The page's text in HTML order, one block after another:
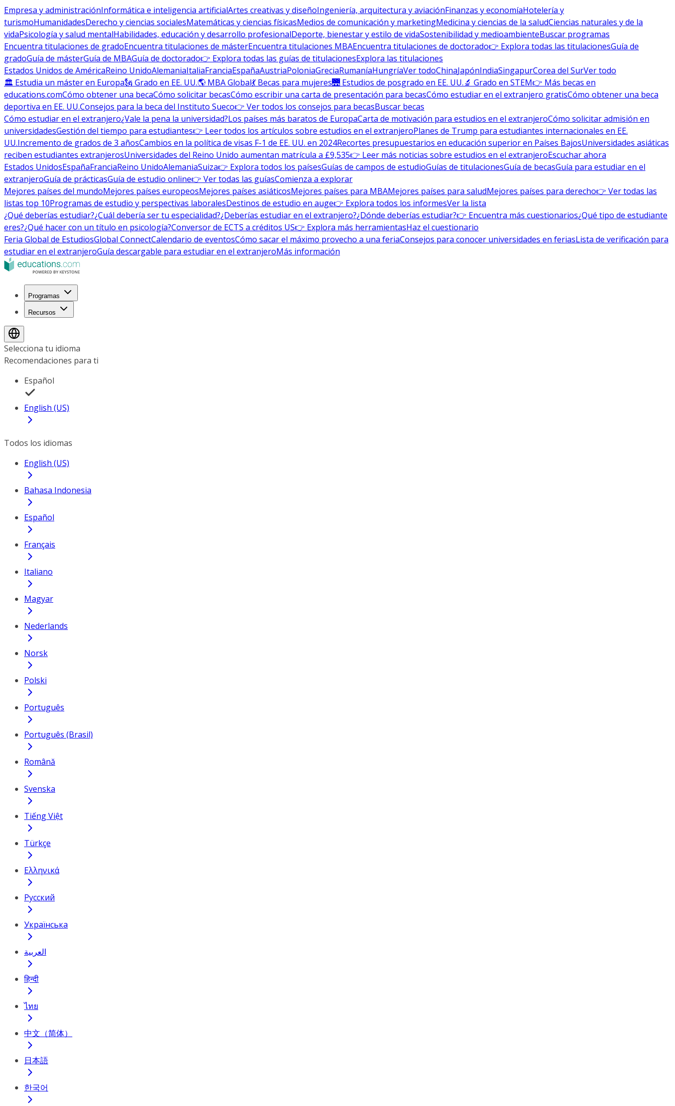
Empresa y administraciónInformática e inteligencia artificialArtes creativas y diseñoIngeniería, arquitectura y aviaciónFinanzas y economíaHotelería y
turismoHumanidadesDerecho y ciencias socialesMatemáticas y ciencias físicasMedios de comunicación y marketingMedicina y ciencias de la saludCiencias naturales y de la
vidaPsicología y salud mentalHabilidades, educación y desarrollo profesionalDeporte, bienestar y estilo de vidaSostenibilidad y medioambienteBuscar programas
Encuentra titulaciones de gradoEncuentra titulaciones de másterEncuentra titulaciones MBAEncuentra titulaciones de doctorado👉 Explora todas las titulacionesGuía de
gradoGuía de másterGuía de MBAGuía de doctorado👉 Explora todas las guías de titulacionesExplora las titulaciones
Estados Unidos de AméricaReino UnidoAlemaniaItaliaFranciaEspañaAustriaPoloniaGreciaRumaníaHungríaVer todoChinaJapónIndiaSingapurCorea del SurVer todo
🏛 Estudia un máster en Europa🗽 Grado en EE. UU.🌎 MBA Global💃 Becas para mujeres🌉 Estudios de posgrado en EE. UU.🔬 Grado en STEM👉 Más becas en
educations.comCómo obtener una becaCómo solicitar becasCómo escribir una carta de presentación para becasCómo estudiar en el extranjero gratisCómo obtener una beca
deportiva en EE. UU.Consejos para la beca del Instituto Sueco👉 Ver todos los consejos para becasBuscar becas
Cómo estudiar en el extranjero¿Vale la pena la universidad?Los países más baratos de EuropaCarta de motivación para estudios en el extranjeroCómo solicitar admisión en
universidadesGestión del tiempo para estudiantes👉 Leer todos los artículos sobre estudios en el extranjeroPlanes de Trump para estudiantes internacionales en EE.
UU.Incremento de grados de 3 añosCambios en la política de visas F-1 de EE. UU. en 2024Recortes presupuestarios en educación superior en Países BajosUniversidades asiáticas
reciben estudiantes extranjerosUniversidades del Reino Unido aumentan matrícula a £9,535👉 Leer más noticias sobre estudios en el extranjeroEscuchar ahora
Estados UnidosEspañaFranciaReino UnidoAlemaniaSuiza👉 Explora todos los paísesGuías de campos de estudioGuías de titulacionesGuía de becasGuía para estudiar en el
extranjeroGuía de prácticasGuía de estudio online👉 Ver todas las guíasComienza a explorar
Mejores países del mundoMejores países europeosMejores países asiáticosMejores países para MBAMejores países para saludMejores países para derecho👉 Ver todas las
listas top 10Programas de estudio y perspectivas laboralesDestinos de estudio en auge👉 Explora todos los informesVer la lista
¿Qué deberías estudiar?¿Cuál debería ser tu especialidad?¿Deberías estudiar en el extranjero?¿Dónde deberías estudiar?👉 Encuentra más cuestionarios¿Qué tipo de estudiante
eres?¿Qué hacer con un título en psicología?Conversor de ECTS a créditos US👉 Explora más herramientasHaz el cuestionario
Feria Global de EstudiosGlobal ConnectCalendario de eventosCómo sacar el máximo provecho a una feriaConsejos para conocer universidades en feriasLista de verificación para
estudiar en el extranjeroGuía descargable para estudiar en el extranjeroMás información
Programas
Recursos
Selecciona tu idioma
Recomendaciones para ti
Español
English (US)
Todos los idiomas
English (US)
Bahasa Indonesia
Español
Français
Italiano
Magyar
Nederlands
Norsk
Polski
Português
Português (Brasil)
Română
Svenska
Tiếng Việt
Türkçe
Ελληνικά
Русский
Українська
العربية
हिन्दी
ไทย
中文（简体）
日本語
한국어